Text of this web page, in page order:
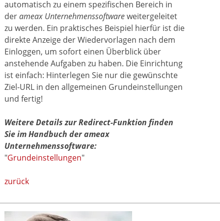
automatisch zu einem spezifischen Bereich in
derameax Unternehmenssoftwareweitergeleitet
zu werden. Ein praktisches Beispiel hierfür ist die
direkte Anzeige der Wiedervorlagen nach dem
Einloggen, um sofort einen Überblick über
anstehende Aufgaben zu haben. Die Einrichtung
ist einfach: Hinterlegen Sie nur die gewünschte
Ziel-URL in den allgemeinen Grundeinstellungen
und fertig!
Weitere Details zur Redirect-Funktion finden
Sie im Handbuch der ameax
Unternehmenssoftware:
"Grundeinstellungen"
zurück